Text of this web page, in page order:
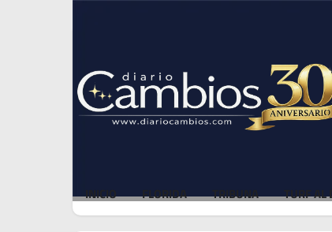
INICIO FLORIDA TRIBUNA TURF AL